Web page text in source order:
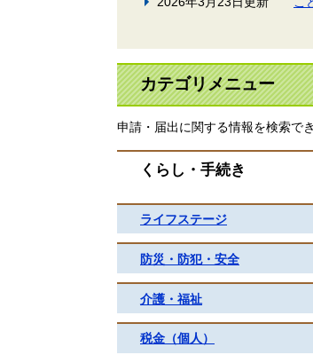
カテゴリメニュー
申請・届出に関する情報を検索で
くらし・手続き
ライフステージ
防災・防犯・安全
介護・福祉
税金（個人）